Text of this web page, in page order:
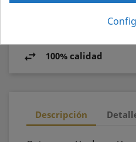
Recogida segura
100% calidad
Descripción